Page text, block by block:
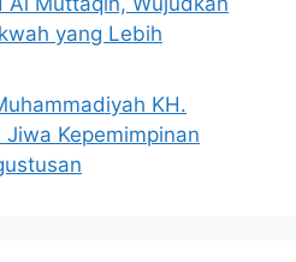
yang Lebih
KH.
Kepemimpinan